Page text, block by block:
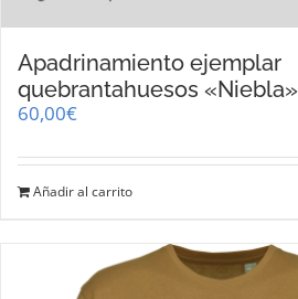
Apadrinamiento ejemplar
quebrantahuesos «Niebla»
60,00€
Añadir al carrito